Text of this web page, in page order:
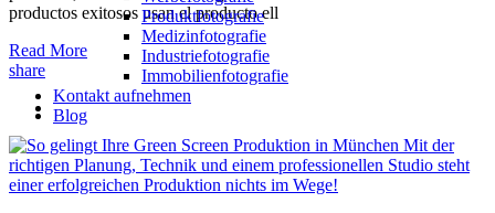
Produktfotografie
Medizinfotografie
Industriefotografie
Immobilienfotografie
Kontakt aufnehmen
Blog
productos exitosos usan el producto ell
Read More
share